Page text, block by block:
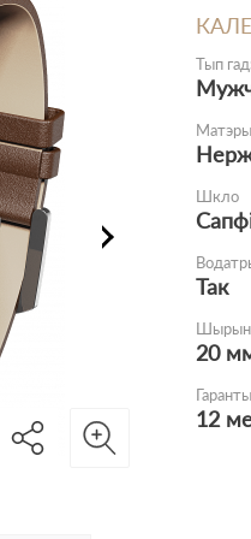
Тып
Шкло
Так
20
12